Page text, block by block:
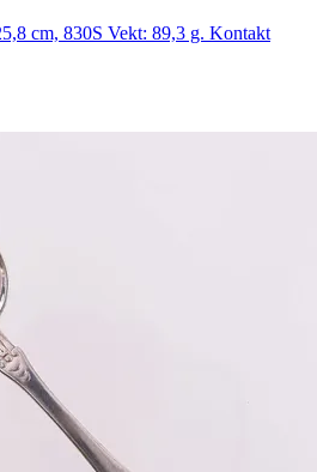
cm, 830S Vekt: 89,3 g. Kontakt